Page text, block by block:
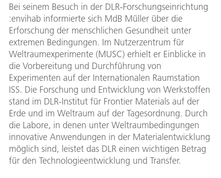
Bei seinem Besuch in der DLR-Forschungseinrichtung
:envihab informierte sich MdB Müller über die
Erforschung der menschlichen Gesundheit unter
extremen Bedingungen. Im Nutzerzentrum für
Weltraumexperimente (MUSC) erhielt er Einblicke in
die Vorbereitung und Durchführung von
Experimenten auf der Internationalen Raumstation
ISS. Die Forschung und Entwicklung von Werkstoffen
stand im DLR-Institut für Frontier Materials auf der
Erde und im Weltraum auf der Tagesordnung. Durch
die Labore, in denen unter Weltraumbedingungen
innovative Anwendungen in der Materialentwicklung
möglich sind, leistet das DLR einen wichtigen Betrag
für den Technologieentwicklung und Transfer.